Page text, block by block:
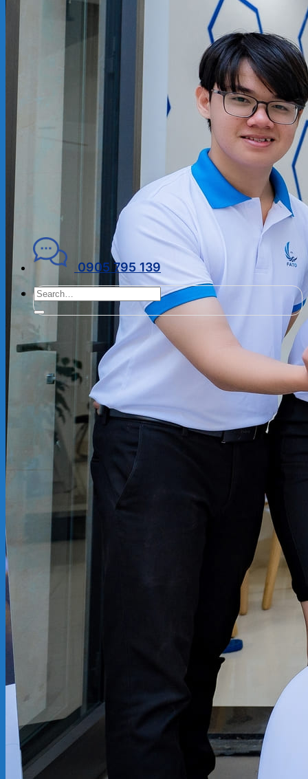
KẾ TOÁN – THUẾ
ĐẠI LÝ THUẾ
PHÁP LÝ DOANH NGHIỆP
Kiến thức chuyên ngành
KẾ TOÁN – TÀI CHÍNH
GIỚI THIỆU
CHÍNH SÁCH BẢO MẬT
0905 795 139